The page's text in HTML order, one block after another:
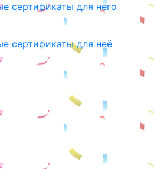
сертификаты для него
сертификаты для неё